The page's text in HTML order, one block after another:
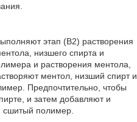
этап (B2) растворения
низшего спирта и
и растворения ментола,
ментол, низший спирт и
Предпочтительно, чтобы
и затем добавляют и
полимер.